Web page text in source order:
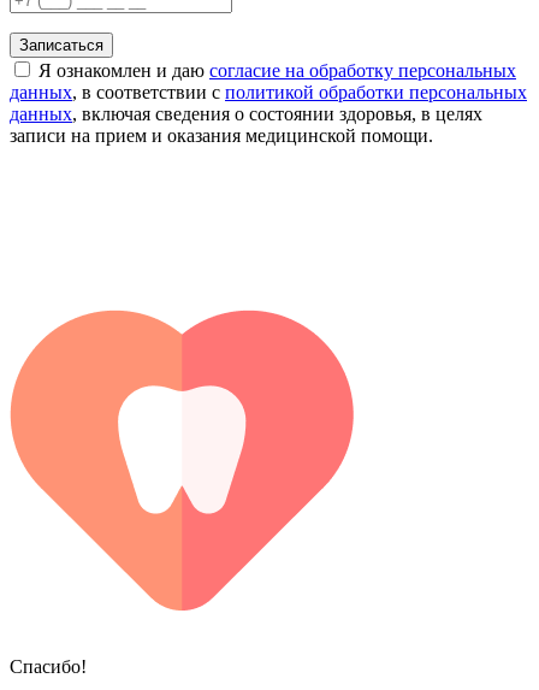
Записаться
Я ознакомлен и даю согласие на обработку персональных
данных, в соответствии с политикой обработки персональных
данных, включая сведения о состоянии здоровья, в целях
записи на прием и оказания медицинской помощи.
Спасибо!